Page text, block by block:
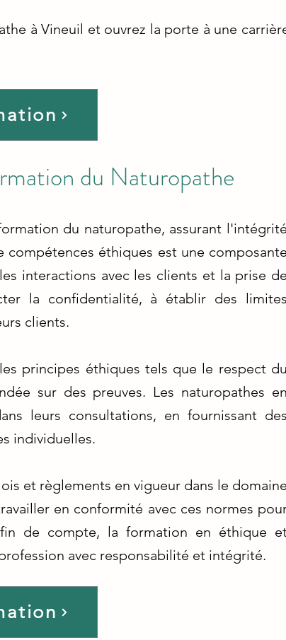
à Vineuil et ouvrez la porte à une
du Naturopathe
du naturopathe, assurant l'intégrité
éthiques est une composante
interactions avec les clients et la prise de
la confidentialité, à établir des limites
clients.
principes éthiques tels que le respect du
sur des preuves. Les naturopathes en
leurs consultations, en fournissant des
individuelles.
et règlements en vigueur dans le
en conformité avec ces normes
de compte, la formation en éthique
avec responsabilité et intégrité.